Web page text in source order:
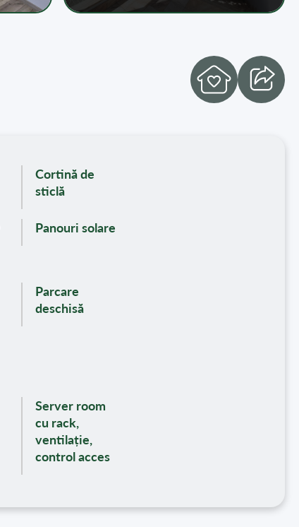
Cortină de
sticlă
Panouri solare
Parcare
deschisă
Server room
cu rack,
ventilație,
control acces